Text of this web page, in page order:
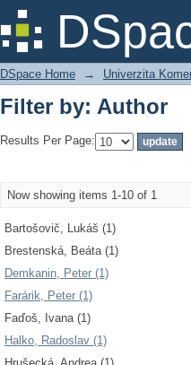
Filter by: Author
DSpace Home → Univerzita
Filter by: Author
Results Per Page:
Now showing items 1-10 of 1
Bartošovič, Lukáš (1)
Brestenská, Beáta (1)
Demkanin, Peter (1)
Farárik, Peter (1)
Faďoš, Ivana (1)
Halko, Radoslav (1)